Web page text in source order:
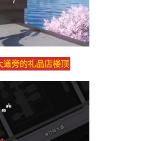
道旁的礼品店楼顶